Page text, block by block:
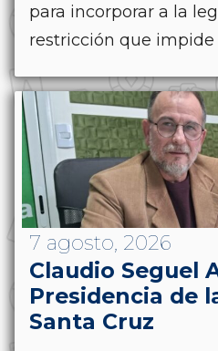
para incorporar a la
restricción que impide
7 agosto, 2026
Claudio Seguel
Presidencia de
Santa Cruz